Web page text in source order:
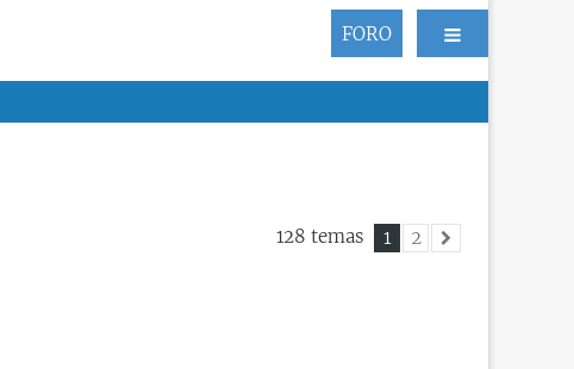
FORO
128 temas 1
2
Siguiente